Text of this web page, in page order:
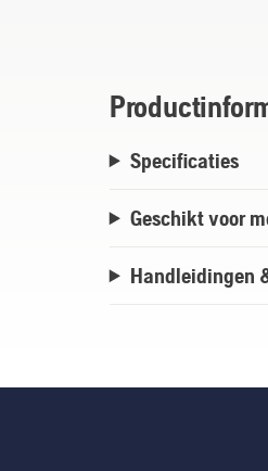
tot uw maaier en
Specificaties
Geschikt voor
Handleidingen